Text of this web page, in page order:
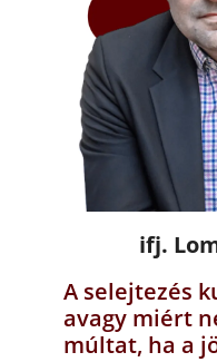
ifj.
A selejtezés
avagy miért
múltat, ha a